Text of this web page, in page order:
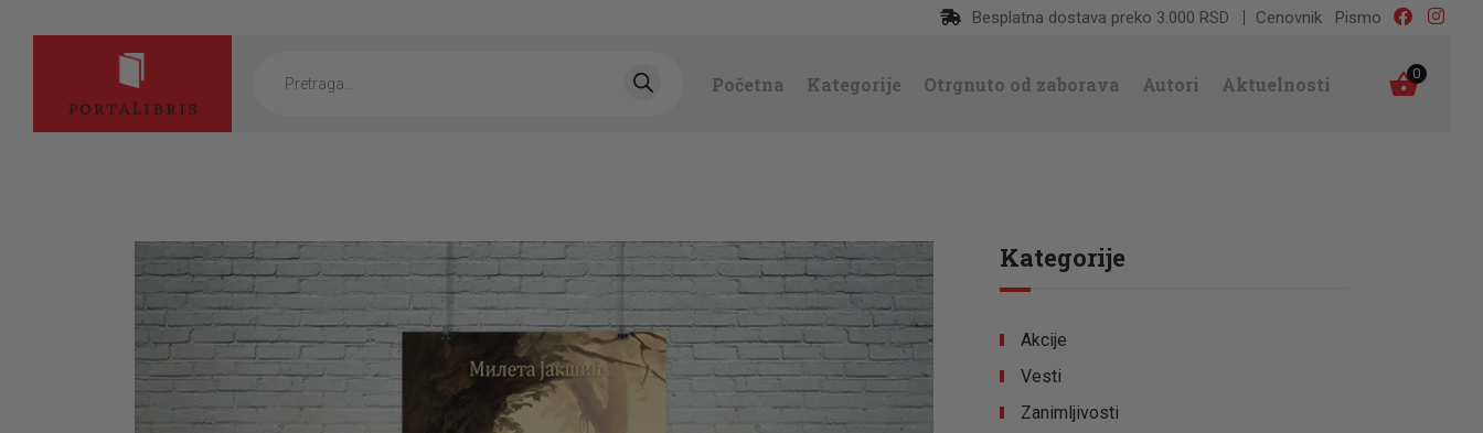
Besplatna dostava preko 3.000 RSD Cenovnik Pismo
search
Početna Kategorije Otrgnuto od zaborava Autori Aktuelnosti 0
KATEGORIJE
OTRGNUTO OD
ZABORAVA
AUTORI
Kategorije
Akcije
Vesti
Zanimljivosti